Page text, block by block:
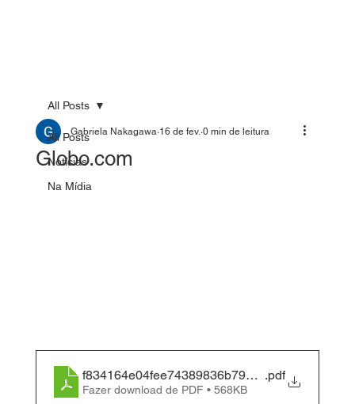
All Posts
Notícias
Na Mídia
All Posts
Globo.com
Gabriela Nakagawa 16 de fev. 0 min de leitura
f834164e04fee74389836b7965c185c7
.pdf
Fazer download de PDF • 568KB